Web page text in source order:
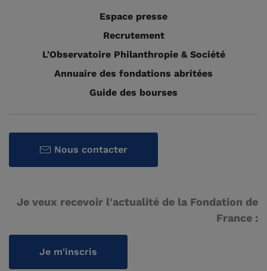
Espace presse
Recrutement
L'Observatoire Philanthropie & Société
Annuaire des fondations abritées
Guide des bourses
Nous contacter
Je veux recevoir l'actualité de la Fondation de
France :
Je m'inscris